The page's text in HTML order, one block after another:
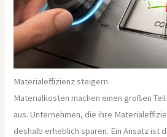
Materialeffizienz steigern
Materialkosten machen einen großen
aus. Unternehmen, die ihre
deshalb erheblich sparen. Ein Ansatz ist